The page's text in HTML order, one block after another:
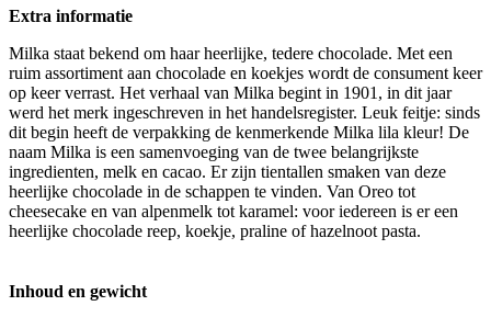
Extra informatie
Milka staat bekend om haar heerlijke, tedere chocolade. Met een
ruim assortiment aan chocolade en koekjes wordt de consument keer
op keer verrast. Het verhaal van Milka begint in 1901, in dit jaar
werd het merk ingeschreven in het handelsregister. Leuk feitje: sinds
dit begin heeft de verpakking de kenmerkende Milka lila kleur! De
naam Milka is een samenvoeging van de twee belangrijkste
ingredienten, melk en cacao. Er zijn tientallen smaken van deze
heerlijke chocolade in de schappen te vinden. Van Oreo tot
cheesecake en van alpenmelk tot karamel: voor iedereen is er een
heerlijke chocolade reep, koekje, praline of hazelnoot pasta.
Inhoud en gewicht